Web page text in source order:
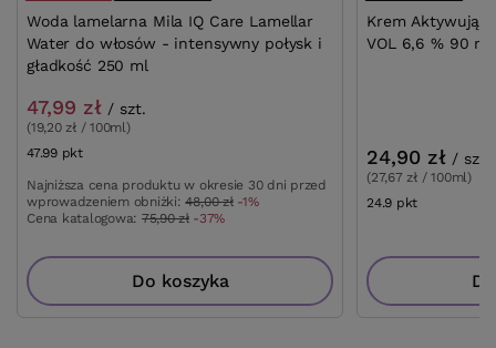
Woda lamelarna Mila IQ Care Lamellar
Water do włosów - intensywny połysk i
gładkość 250 ml
47,99 zł / szt.
(19,20 zł / 100ml)
47.99 pktpunktów
Najniższa cena produktu w okresie 30 dni przed
wprowadzeniem obniżki:48,00 zł -1%
Cena katalogowa: 75,90 zł -37%
Do koszyka
Krem
VOL 6,6 % 90 ml
24,90 zł / szt.
(27,67 zł / 100ml)
24.9 pkt